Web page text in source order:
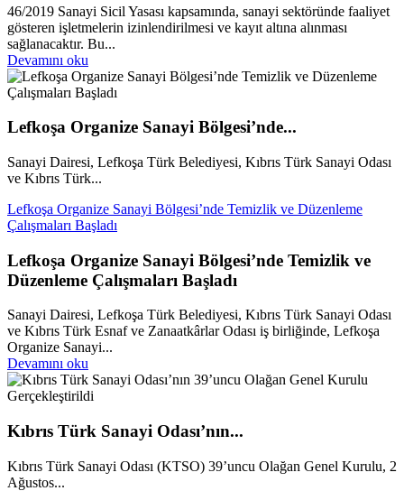
46/2019 Sanayi Sicil Yasası kapsamında, sanayi sektöründe faaliyet
gösteren işletmelerin izinlendirilmesi ve kayıt altına alınması
sağlanacaktır. Bu...
Devamını oku
Lefkoşa Organize Sanayi Bölgesi’nde...
Sanayi Dairesi, Lefkoşa Türk Belediyesi, Kıbrıs Türk Sanayi Odası
ve Kıbrıs Türk...
Lefkoşa Organize Sanayi Bölgesi’nde Temizlik ve Düzenleme
Çalışmaları Başladı
Lefkoşa Organize Sanayi Bölgesi’nde Temizlik ve
Düzenleme Çalışmaları Başladı
Sanayi Dairesi, Lefkoşa Türk Belediyesi, Kıbrıs Türk Sanayi Odası
ve Kıbrıs Türk Esnaf ve Zanaatkârlar Odası iş birliğinde, Lefkoşa
Organize Sanayi...
Devamını oku
Kıbrıs Türk Sanayi Odası’nın...
Kıbrıs Türk Sanayi Odası (KTSO) 39’uncu Olağan Genel Kurulu, 2
Ağustos...